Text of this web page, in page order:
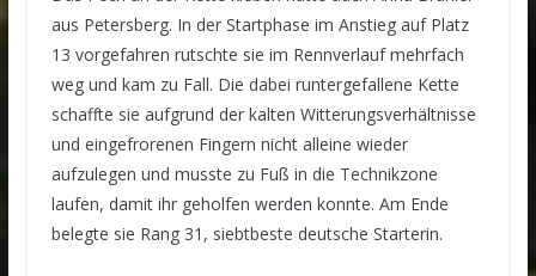
aus Petersberg. In der Startphase im Anstieg auf Platz
13 vorgefahren rutschte sie im Rennverlauf mehrfach
weg und kam zu Fall. Die dabei runtergefallene Kette
schaffte sie aufgrund der kalten Witterungsverhältnisse
und eingefrorenen Fingern nicht alleine wieder
aufzulegen und musste zu Fuß in die Technikzone
laufen, damit ihr geholfen werden konnte. Am Ende
belegte sie Rang 31, siebtbeste deutsche Starterin.